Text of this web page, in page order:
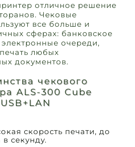
отличное решение
Чековые
все больше и
сферах: банковское
очереди,
любых
документов.
чекового
ALS-300 Cube
USB+LAN
скорость печати, до
секунду.